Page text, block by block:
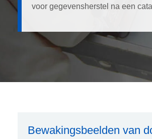
voor gegevensherstel na een
Bewakingsbeelden van